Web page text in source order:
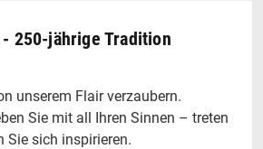
250-jährige Tradition
unserem Flair verzaubern.
Sie mit all Ihren Sinnen – treten
Sie sich inspirieren.